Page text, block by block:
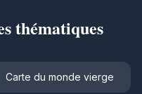
thématiques
Carte du monde vierge